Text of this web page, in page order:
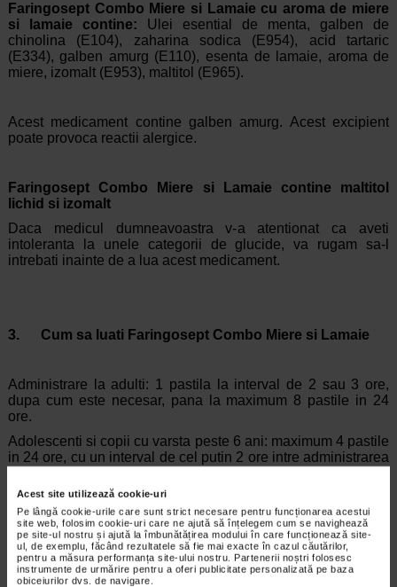
Acest site utilizează cookie-uri
Pe lângă cookie-urile care sunt strict necesare pentru funcționarea acestui
site web, folosim cookie-uri care ne ajută să înțelegem cum se navighează
pe site-ul nostru și ajută la îmbunătățirea modului în care funcționează site-
ul, de exemplu, făcând rezultatele să fie mai exacte în cazul căutărilor,
pentru a măsura performanța site-ului nostru. Partenerii noștri folosesc
instrumente de urmărire pentru a oferi publicitate personalizată pe baza
obiceiurilor dvs. de navigare.
Faringosept Combo Miere si Lamaie cu aroma de miere
si lamaie contine: Ulei esential de menta, galben de
chinolina (E104), zaharina sodica (E954), acid tartaric
(E334), galben amurg (E110), esenta de lamaie, aroma de
miere, izomalt (E953), maltitol (E965).
Acest medicament contine galben amurg. Acest excipient
poate provoca reactii alergice.
Faringosept Combo Miere si Lamaie contine maltitol
lichid si izomalt
Daca medicul dumneavoastra v-a atentionat ca aveti
intoleranta la unele categorii de glucide, va rugam sa-l
intrebati inainte de a lua acest medicament.
3. Cum sa luati Faringosept Combo Miere si Lamaie
Administrare la adulti: 1 pastila la interval de 2 sau 3 ore,
dupa cum este necesar, pana la maximum 8 pastile in 24
ore.
Adolescenti si copii cu varsta peste 6 ani: maximum 4 pastile
in 24 ore, cu un interval de cel putin 2 ore intre administrarea
Faringosept Combo Miere si Lamaie trebuie lasat sa se
dizolve incet in gura. Pastila Faringosept Combo Miere si
Lamaie nu trebuie inghitita, mestecata sau muscata.